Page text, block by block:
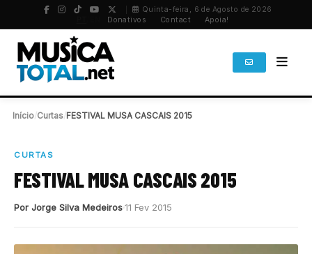
Quinta-feira, 6 de Agosto de 2026
Donativos Contact Apoia!
Início Curtas FESTIVAL MUSA CASCAIS 2015
CURTAS
FESTIVAL MUSA CASCAIS 2015
Por Jorge Silva Medeiros11 Fev 2015